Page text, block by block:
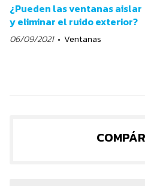
¿Pueden las ventanas aislar
y eliminar el ruido exterior?
06/09/2021 Ventanas